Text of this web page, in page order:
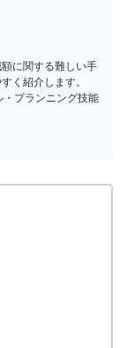
に関する難しい手
く紹介します。
プランニング技能